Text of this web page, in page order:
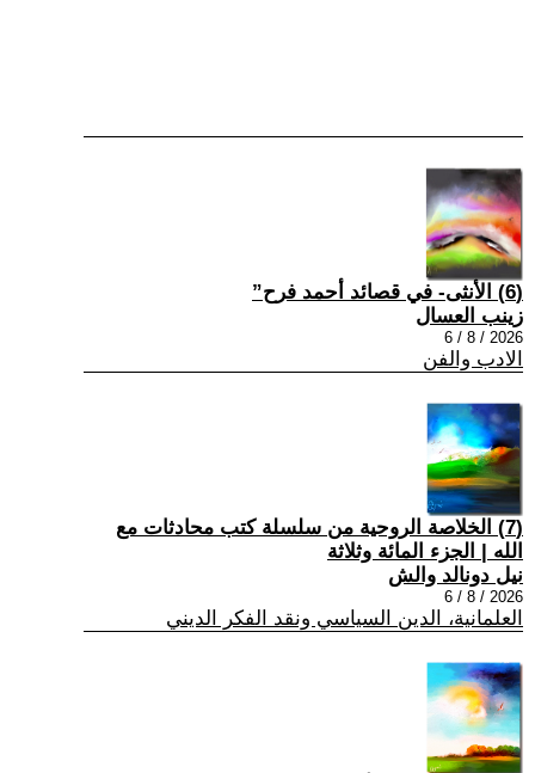
(6) الأنثى- في قصائد أحمد فرح”
زينب العسال
2026 / 8 / 6
الادب والفن
(7) الخلاصة الروحية من سلسلة كتب محادثات مع
الله | الجزء المائة وثلاثة
نيل دونالد والش
2026 / 8 / 6
العلمانية، الدين السياسي ونقد الفكر الديني